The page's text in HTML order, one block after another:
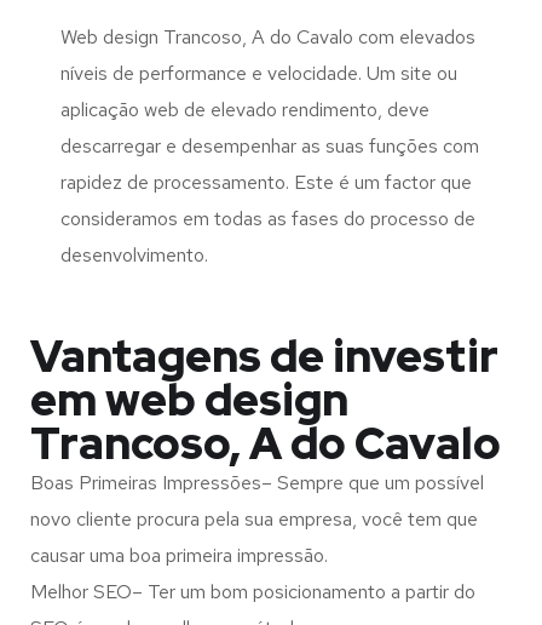
Web design Trancoso, A do Cavalo com elevados
níveis de performance e velocidade. Um site ou
aplicação web de elevado rendimento, deve
descarregar e desempenhar as suas funções com
rapidez de processamento. Este é um factor que
consideramos em todas as fases do processo de
desenvolvimento.
Vantagens de investir
em web design
Trancoso, A do Cavalo
Boas Primeiras Impressões– Sempre que um possível
novo cliente procura pela sua empresa, você tem que
causar uma boa primeira impressão.
Melhor SEO– Ter um bom posicionamento a partir do